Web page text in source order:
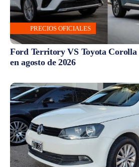
PRECIOS OFICIALES
Ford Territory VS Toyota Corolla
en agosto de 2026